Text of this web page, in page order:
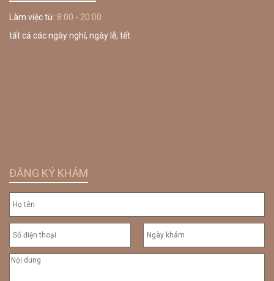
Làm việc từ: 8:00 - 20:00
tất cả các ngày nghỉ, ngày lễ, tết
ĐĂNG KÝ KHÁM